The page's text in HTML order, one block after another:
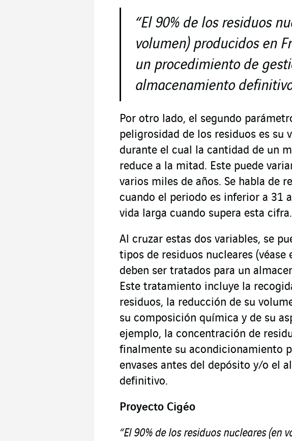
“El 90% de los residuos
volumen) producidos en
un procedimiento de
almacenamiento
Por otro lado, el segundo
peligrosidad de los residuos es su
durante el cual la cantidad de un
reduce a la mitad. Este puede
varios miles de años. Se habla de
cuando el periodo es inferior a 31
vida larga cuando supera esta cifra.
Al cruzar estas dos variables, se
tipos de residuos nucleares (véase
deben ser tratados para un
Este tratamiento incluye la
residuos, la reducción de su
su composición química y de su
ejemplo, la concentración de
finalmente su acondicionamiento
envases antes del depósito y/o el
definitivo.
Proyecto Cigéo
“El 90% de los residuos nucleares (en